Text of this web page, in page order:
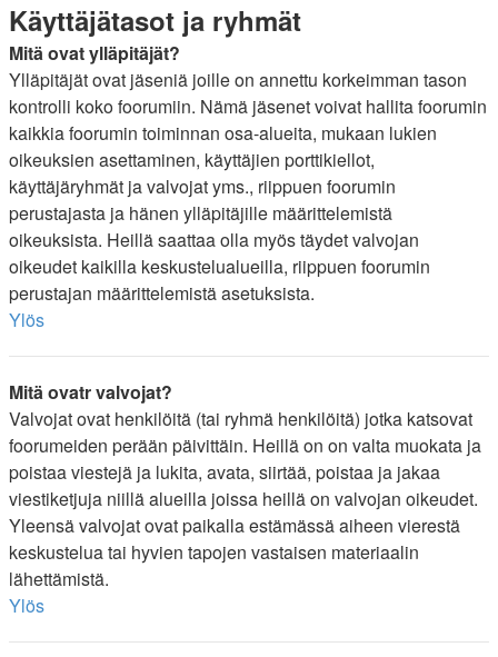
Käyttäjätasot ja ryhmät
Mitä ovat ylläpitäjät?
Ylläpitäjät ovat jäseniä joille on annettu korkeimman tason
kontrolli koko foorumiin. Nämä jäsenet voivat hallita foorumin
kaikkia foorumin toiminnan osa-alueita, mukaan lukien
oikeuksien asettaminen, käyttäjien porttikiellot,
käyttäjäryhmät ja valvojat yms., riippuen foorumin
perustajasta ja hänen ylläpitäjille määrittelemistä
oikeuksista. Heillä saattaa olla myös täydet valvojan
oikeudet kaikilla keskustelualueilla, riippuen foorumin
perustajan määrittelemistä asetuksista.
Ylös
Mitä ovatr valvojat?
Valvojat ovat henkilöitä (tai ryhmä henkilöitä) jotka katsovat
foorumeiden perään päivittäin. Heillä on on valta muokata ja
poistaa viestejä ja lukita, avata, siirtää, poistaa ja jakaa
viestiketjuja niillä alueilla joissa heillä on valvojan oikeudet.
Yleensä valvojat ovat paikalla estämässä aiheen vierestä
keskustelua tai hyvien tapojen vastaisen materiaalin
lähettämistä.
Ylös